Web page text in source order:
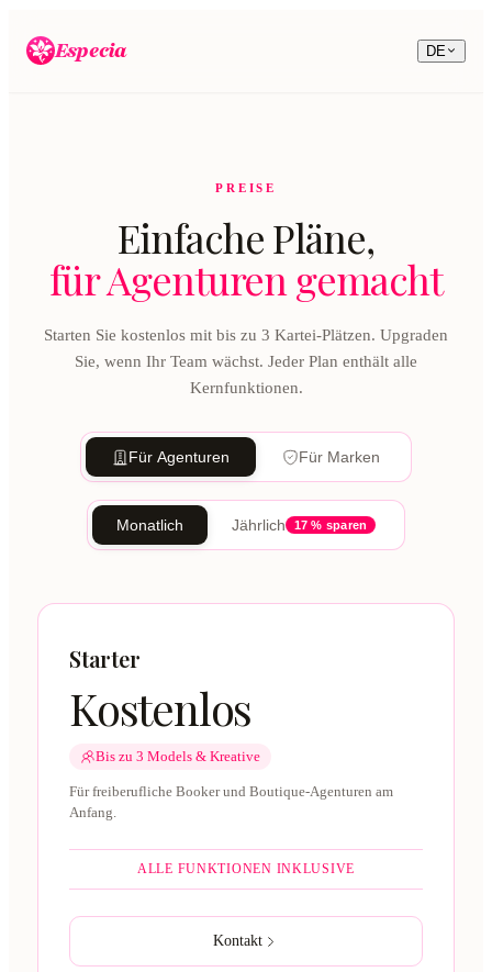
Especia DE
PREISE
Einfache Pläne,
für Agenturen gemacht
Starten Sie kostenlos mit bis zu 3 Kartei-Plätzen. Upgraden
Sie, wenn Ihr Team wächst. Jeder Plan enthält alle
Kernfunktionen.
Für Agenturen Für Marken
Monatlich Jährlich 17 % sparen
Starter
Kostenlos
Bis zu 3 Models & Kreative
Für freiberufliche Booker und Boutique-Agenturen am
Anfang.
ALLE FUNKTIONEN INKLUSIVE
Kontakt